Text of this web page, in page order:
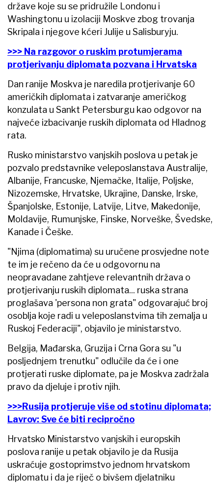
države koje su se pridružile Londonu i
Washingtonu u izolaciji Moskve zbog trovanja
Skripala i njegove kćeri Julije u Salisburyju.
>>> Na razgovor o ruskim protumjerama
protjerivanju diplomata pozvana i Hrvatska
Dan ranije Moskva je naredila protjerivanje 60
američkih diplomata i zatvaranje američkog
konzulata u Sankt Petersburgu kao odgovor na
najveće izbacivanje ruskih diplomata od Hladnog
rata.
Rusko ministarstvo vanjskih poslova u petak je
pozvalo predstavnike veleposlanstava Australije,
Albanije, Francuske, Njemačke, Italije, Poljske,
Nizozemske, Hrvatske, Ukrajine, Danske, Irske,
Španjolske, Estonije, Latvije, Litve, Makedonije,
Moldavije, Rumunjske, Finske, Norveške, Švedske,
Kanade i Češke.
"Njima (diplomatima) su uručene prosvjedne note
te im je rečeno da će u odgovornu na
neopravadane zahtjeve relevantnih država o
protjerivanju ruskih diplomata... ruska strana
proglašava 'persona non grata" odgovarajuć broj
osoblja koje radi u veleposlanstvima tih zemalja u
Ruskoj Federaciji", objavilo je ministarstvo.
Belgija, Mađarska, Gruzija i Crna Gora su "u
posljednjem trenutku" odlučile da će i one
protjerati ruske diplomate, pa je Moskva zadržala
pravo da djeluje i protiv njih.
>>>Rusija protjeruje više od stotinu diplomata;
Lavrov: Sve će biti recipročno
Hrvatsko Ministarstvo vanjskih i europskih
poslova ranije u petak objavilo je da Rusija
uskraćuje gostoprimstvo jednom hrvatskom
diplomatu i da je riječ o bivšem djelatniku